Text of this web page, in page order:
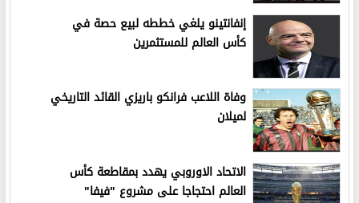
إنفانتينو يلغي خططه لبيع حصة في
كأس العالم للمستثمرين
وفاة اللاعب فرانكو باريزي القائد التاريخي
لميلان
الاتحاد الاوروبي يهدد بمقاطعة كأس
العالم احتجاجا على مشروع "فيفا"